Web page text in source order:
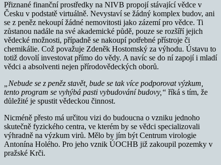
Přiznané finanční prostředky na NIVB propojí stávající vědce v
Česku v podstatě virtuálně. Nevystaví se žádný komplex budov, ani
se z peněz nekoupí žádné nemovitosti jako zázemí pro vědce. Ti
zůstanou nadále na své akademické půdě, pouze se rozšíří jejich
vědecké možnosti, případně se nakoupí potřebné přístroje či
chemikálie. Což považuje Zdeněk Hostomský za výhodu. Ústavu to
totiž dovolí investovat přímo do vědy. A navíc se do ní zapojí i mladí
vědci a absolventi nejen přírodovědeckých oborů.
„Nebude se z peněz stavět, bude se tak více podporovat výzkum,
tento program se vyhýbá pasti vybudování budovy,“ říká s tím, že
důležité je spustit vědeckou činnost.
Nicméně přesto má určitou vizi do budoucna o vzniku jednoho
skutečně fyzického centra, ve kterém by se vědci specializovali
výhradně na výzkum virů. Mělo by jím být Centrum virologie
Antonína Holého. Pro jeho vznik ÚOCHB již zakoupil pozemky v
pražské Krči.